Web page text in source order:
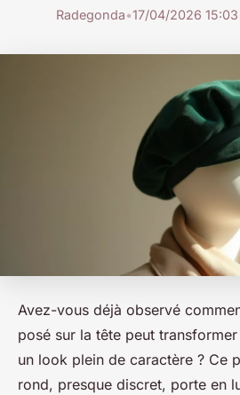
Radegonda•17/04/2026 15:03
Avez-vous déjà observé
posé sur la tête peut
un look plein de caractère ? Ce
rond, presque discret, porte en